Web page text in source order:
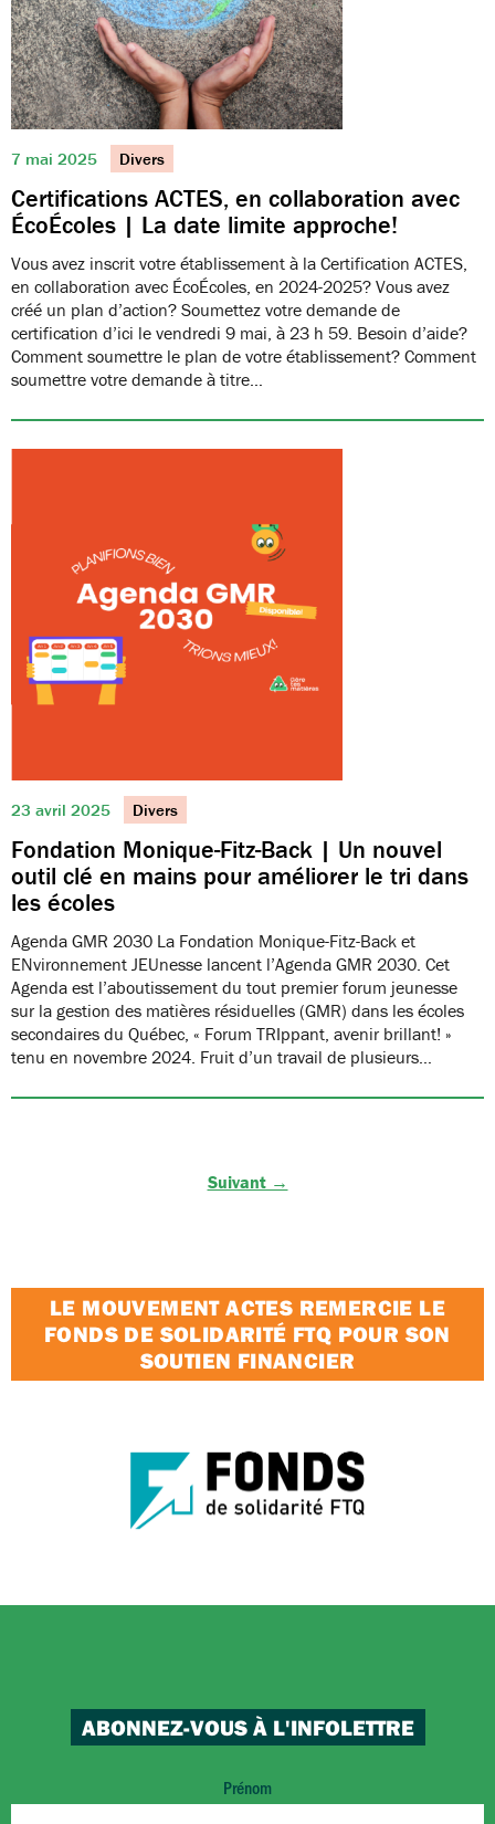
7 mai 2025 Divers
Certifications ACTES, en collaboration avec
ÉcoÉcoles | La date limite approche!
Vous avez inscrit votre établissement à la Certification ACTES,
en collaboration avec ÉcoÉcoles, en 2024-2025? Vous avez
créé un plan d’action? Soumettez votre demande de
certification d’ici le vendredi 9 mai, à 23 h 59. Besoin d’aide?
Comment soumettre le plan de votre établissement? Comment
soumettre votre demande à titre…
23 avril 2025 Divers
Fondation Monique-Fitz-Back | Un nouvel
outil clé en mains pour améliorer le tri dans
les écoles
Agenda GMR 2030 La Fondation Monique-Fitz-Back et
ENvironnement JEUnesse lancent l’Agenda GMR 2030. Cet
Agenda est l’aboutissement du tout premier forum jeunesse
sur la gestion des matières résiduelles (GMR) dans les écoles
secondaires du Québec, « Forum TRIppant, avenir brillant! »
tenu en novembre 2024. Fruit d’un travail de plusieurs…
Suivant →
LE MOUVEMENT ACTES REMERCIE LE
FONDS DE SOLIDARITÉ FTQ POUR SON
SOUTIEN FINANCIER
ABONNEZ-VOUS À L'INFOLETTRE
Prénom